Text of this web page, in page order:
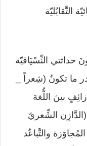
التَّقابُليّة
حداثتي النِّسْيَاقيّة
ما تكونُ (شِعراً _
بينَ اللُّغة
الشِّعريّ
والتَّباعُد